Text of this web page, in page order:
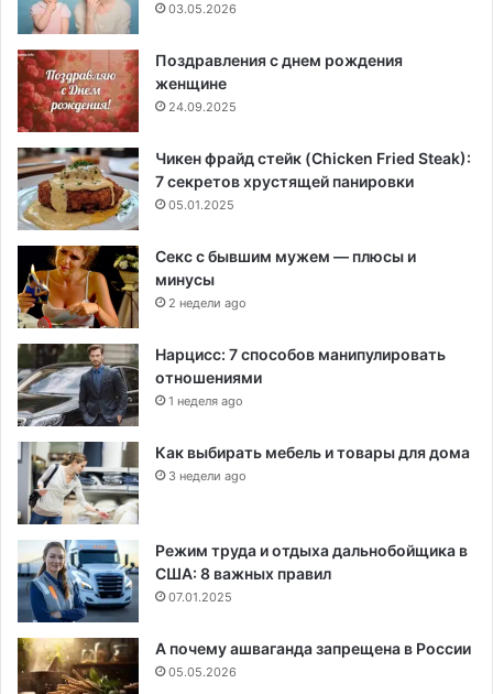
03.05.2026
Поздравления с днем рождения
женщине
24.09.2025
Чикен фрайд стейк (Chicken Fried Steak):
7 секретов хрустящей панировки
05.01.2025
Секс с бывшим мужем — плюсы и
минусы
2 недели ago
Нарцисс: 7 способов манипулировать
отношениями
1 неделя ago
Как выбирать мебель и товары для дома
3 недели ago
Режим труда и отдыха дальнобойщика в
США: 8 важных правил
07.01.2025
А почему ашваганда запрещена в России
05.05.2026